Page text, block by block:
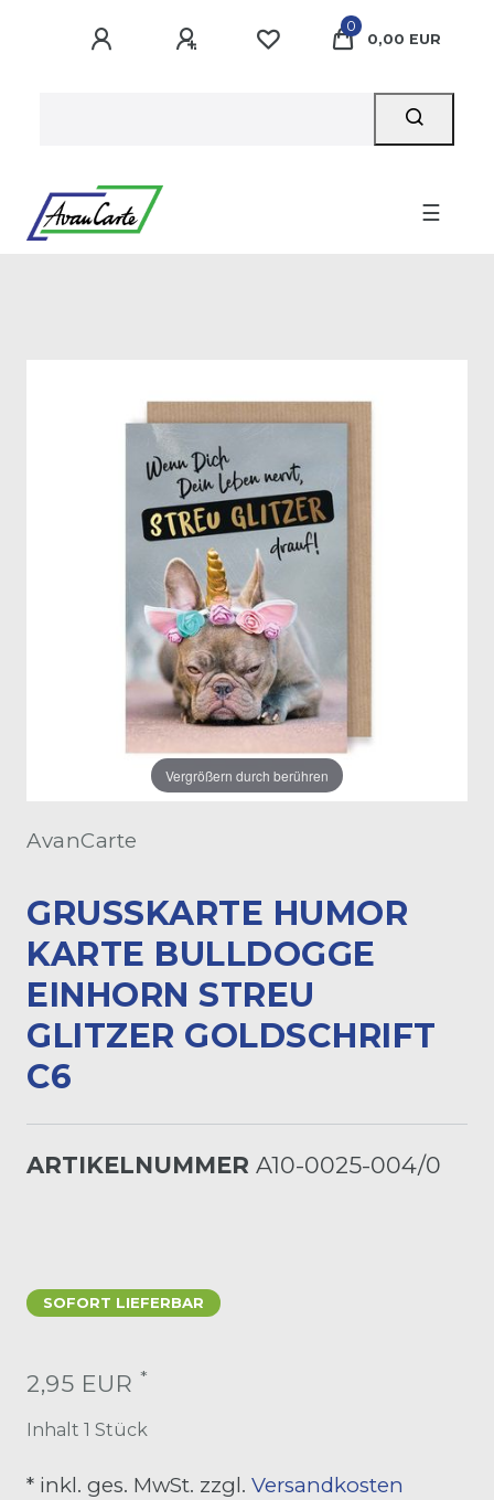
0
0,00 EUR
☰
Vergrößern durch berühren
AvanCarte
GRUSSKARTE HUMOR K
ARTE BULLDOGGE E
INHORN STREU G
LITZER GOLDSCHRIFT C
6
ARTIKELNUMMER A10-0025-004/0
SOFORT LIEFERBAR
2,95 EUR *
Inhalt 1 Stück
* inkl. ges. MwSt. zzgl. Versandkosten